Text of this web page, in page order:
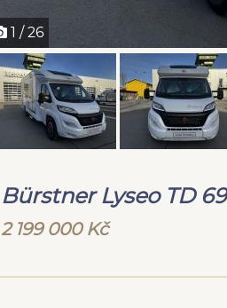
1 / 26
Bürstner Lyseo TD
2 199 000 Kč